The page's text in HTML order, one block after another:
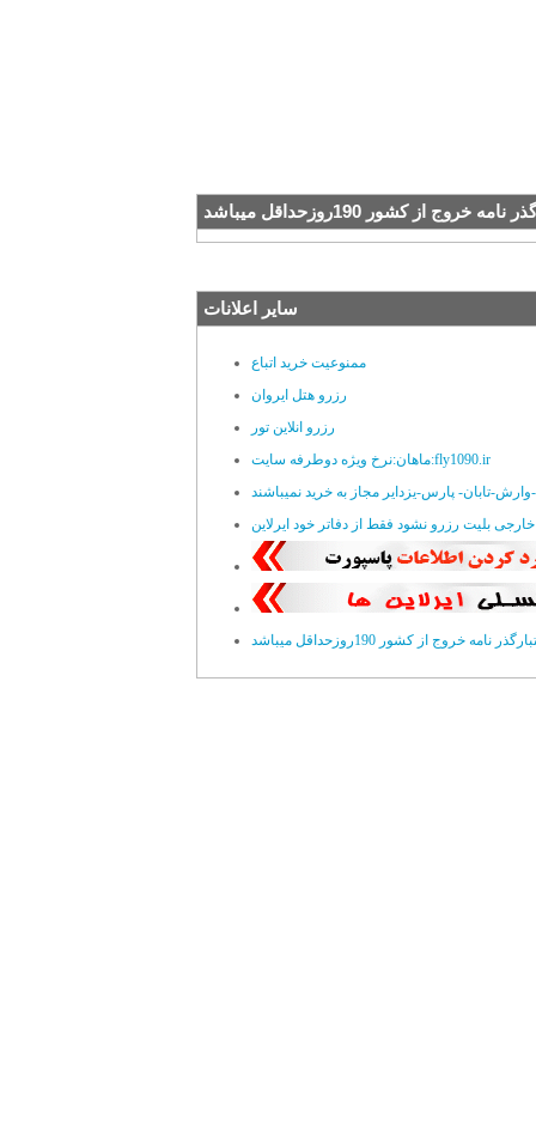
خروج از کشور 190روزحداقل ميباشد
سایر اعلانات
ممنوعیت خرید اتباع
رزرو هتل ایروان
رزرو انلاین تور
ماهان:نرخ ویژه دوطرفه سایت:fly1090.ir
تابان- پارس-یزدایر مجاز به خرید نمیباشند
نامه خروج از کشور 190روزحداقل ميباشد